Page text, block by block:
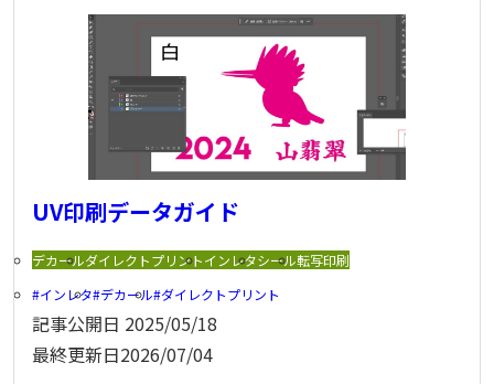
UV印刷データガイド
デカールダイレクトプリントインレタシール転写印刷
インレタ デカール ダイレクトプリント
記事公開日 2025/05/18
最終更新日2026/07/04